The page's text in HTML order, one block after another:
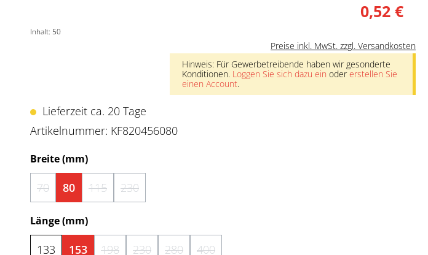
0,52 €
Inhalt: 50
Preise inkl. MwSt. zzgl. Versandkosten
Hinweis: Für Gewerbetreibende haben wir gesonderte
Konditionen. Loggen Sie sich dazu ein odererstellen Sie
einen Account.
Lieferzeit ca. 20 Tage
Artikelnummer: KF820456080
Breite (mm)auswählen
70(Diese Option ist zurzeit nicht verfügbar.)
80 115(Diese Option ist zurzeit nicht verfügbar.)
230(Diese Option ist zurzeit nicht verfügbar.)
Länge (mm)auswählen
133 153 198 230 280 400